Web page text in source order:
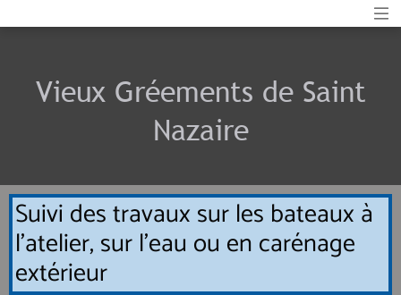
Vieux Gréements de Saint
Nazaire
Suivi des travaux sur les bateaux à
l'atelier, sur l'eau ou en carénage
extérieur